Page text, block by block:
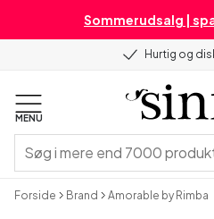
Sommerudsalg |
Hurtig og
MENU
Forside Brand Amorable by Rimba